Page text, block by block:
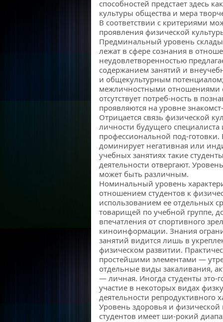
способностей предстает здесь
культуры общества и мера
В соответствии с критериями
проявления физической
Предминальный уровень
лежат в сфере сознания в
неудовлетворенностью
содержанием занятий и
и общекультурным
межличностными отношениями с
отсутствует потреб-ность в
проявляются на уровне
Отрицается связь физической
личности будущего специалиста
профессиональной под-
доминирует негативная или
учебных занятиях такие
деятельности отвергают.
может быть различным.
Номинальный уровень
отношением студентов к
использованием ее отдельных
товарищей по учебной группе,
впечатления от спортивного
киноинформации. Знания
занятий видится лишь в
физическом развитии.
простейшими элементами —
отдельные виды закаливания,
— личная. Иногда студенты это-
участие в некоторых видах
деятельности репродуктивного
Уровень здоровья и физической
студентов имеет ши-рокий